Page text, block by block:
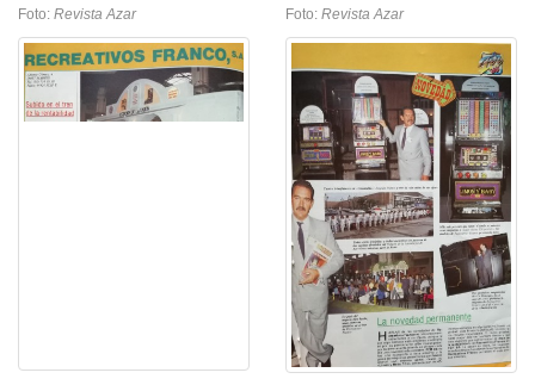
Los hermanos Franco, hijos
predilectos de Ajofrín. Año
1986.
Foto: Revista Azar